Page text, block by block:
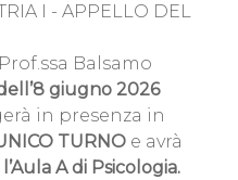
I - APPELLO DEL
Balsamo
giugno 2026
in presenza in
TURNO e avrà
A di Psicologia.